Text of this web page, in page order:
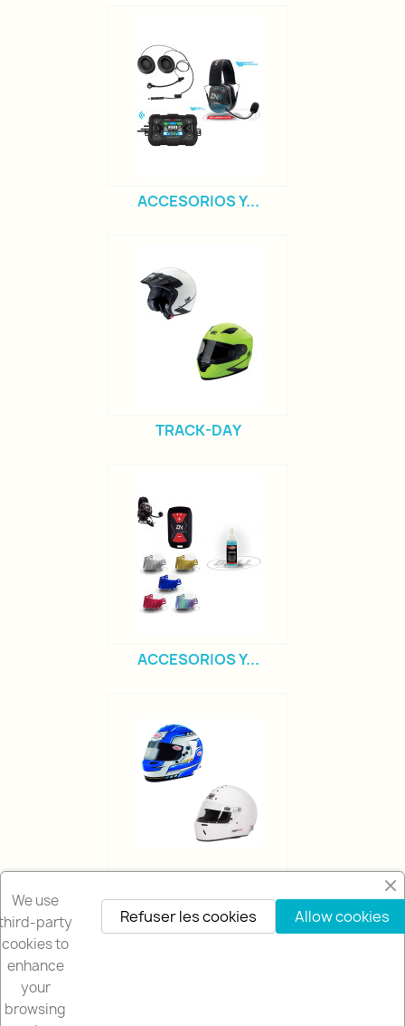
ACCESORIOS Y...
TRACK-DAY
ACCESORIOS Y...
We use
party
cookies to
enhance
your
browsing
Allow cookies
Refuser les cookies